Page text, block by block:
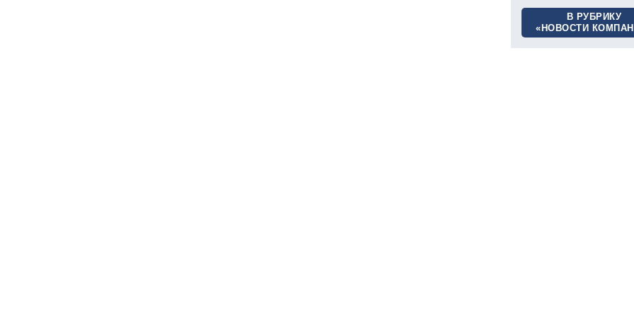
В РУБРИКУ
«НОВОСТИ